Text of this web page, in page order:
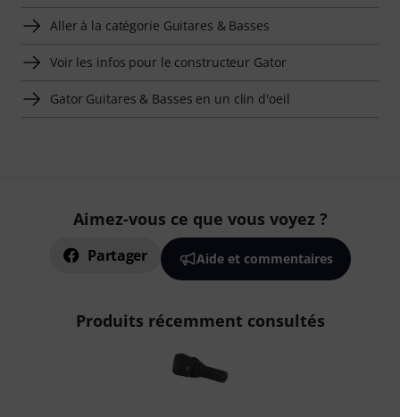
Aller à la catégorie Guitares & Basses
Voir les infos pour le constructeur Gator
Gator Guitares & Basses en un clin d'oeil
Aimez-vous ce que vous voyez ?
Partager Aide et commentaires
Produits récemment consultés